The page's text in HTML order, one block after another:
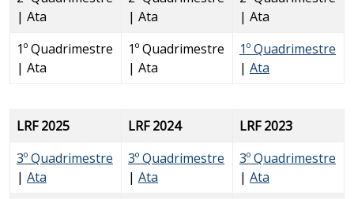
| Ata
| Ata
| Ata
1º Quadrimestre
| Ata
1º Quadrimestre
| Ata
1º Quadrimestre
| Ata
LRF 2025 LRF 2024
LRF 2023
3º Quadrimestre
| Ata
3º Quadrimestre
| Ata
3º Quadrimestre
| Ata